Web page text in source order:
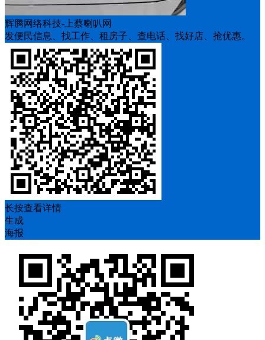
辉腾网络科技-上蔡喇叭网
发便民信息、找工作、租房子、查电话、找好店、抢优惠。
长按查看详情
生成
海报